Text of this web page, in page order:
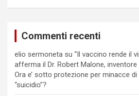
Commenti recenti
elio sermoneta su “Il vaccino rende il
afferma il Dr. Robert Malone,
Ora e’ sotto protezione per minacce
“suicidio”?